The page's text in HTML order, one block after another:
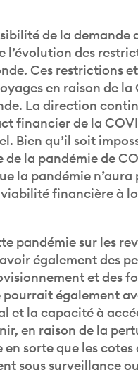
l’évolution des
Ces restrictions et
en raison de la
La direction
financier de la
Bien qu’il soit
la pandémie de
la pandémie n’aura
financière à
également des
et des
pourrait également
et la capacité à
en raison de la
sorte que les
sous surveillance